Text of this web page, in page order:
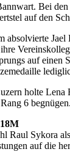
Bei
auf den
absolvierte
auf
holte
6 begnügen.
Raul Sykora
auf die